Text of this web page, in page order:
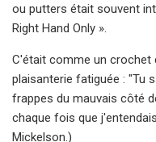
ou putters était souvent
Right Hand Only ».
C'était comme un crochet
plaisanterie fatiguée : "Tu
frappes du mauvais côté
chaque fois que
Mickelson.)